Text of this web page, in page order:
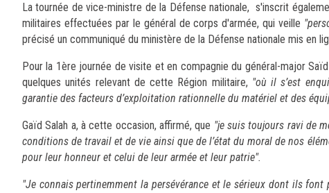
La tournée de vice-ministre de la Défense nationale, s'inscrit
militaires effectuées par le général de corps d'armée, qui veille
précisé un communiqué du ministère de la Défense nationale mis
Pour la 1ère journée de visite et en compagnie du général-major
quelques unités relevant de cette Région militaire, "où il s’est
garantie des facteurs d’exploitation rationnelle du matériel et des
Gaïd Salah a, à cette occasion, affirmé, que "je suis toujours ravi de
conditions de travail et de vie ainsi que de l’état du moral de nos
pour leur honneur et celui de leur armée et leur patrie".
"Je connais pertinemment la persévérance et le sérieux dont ils